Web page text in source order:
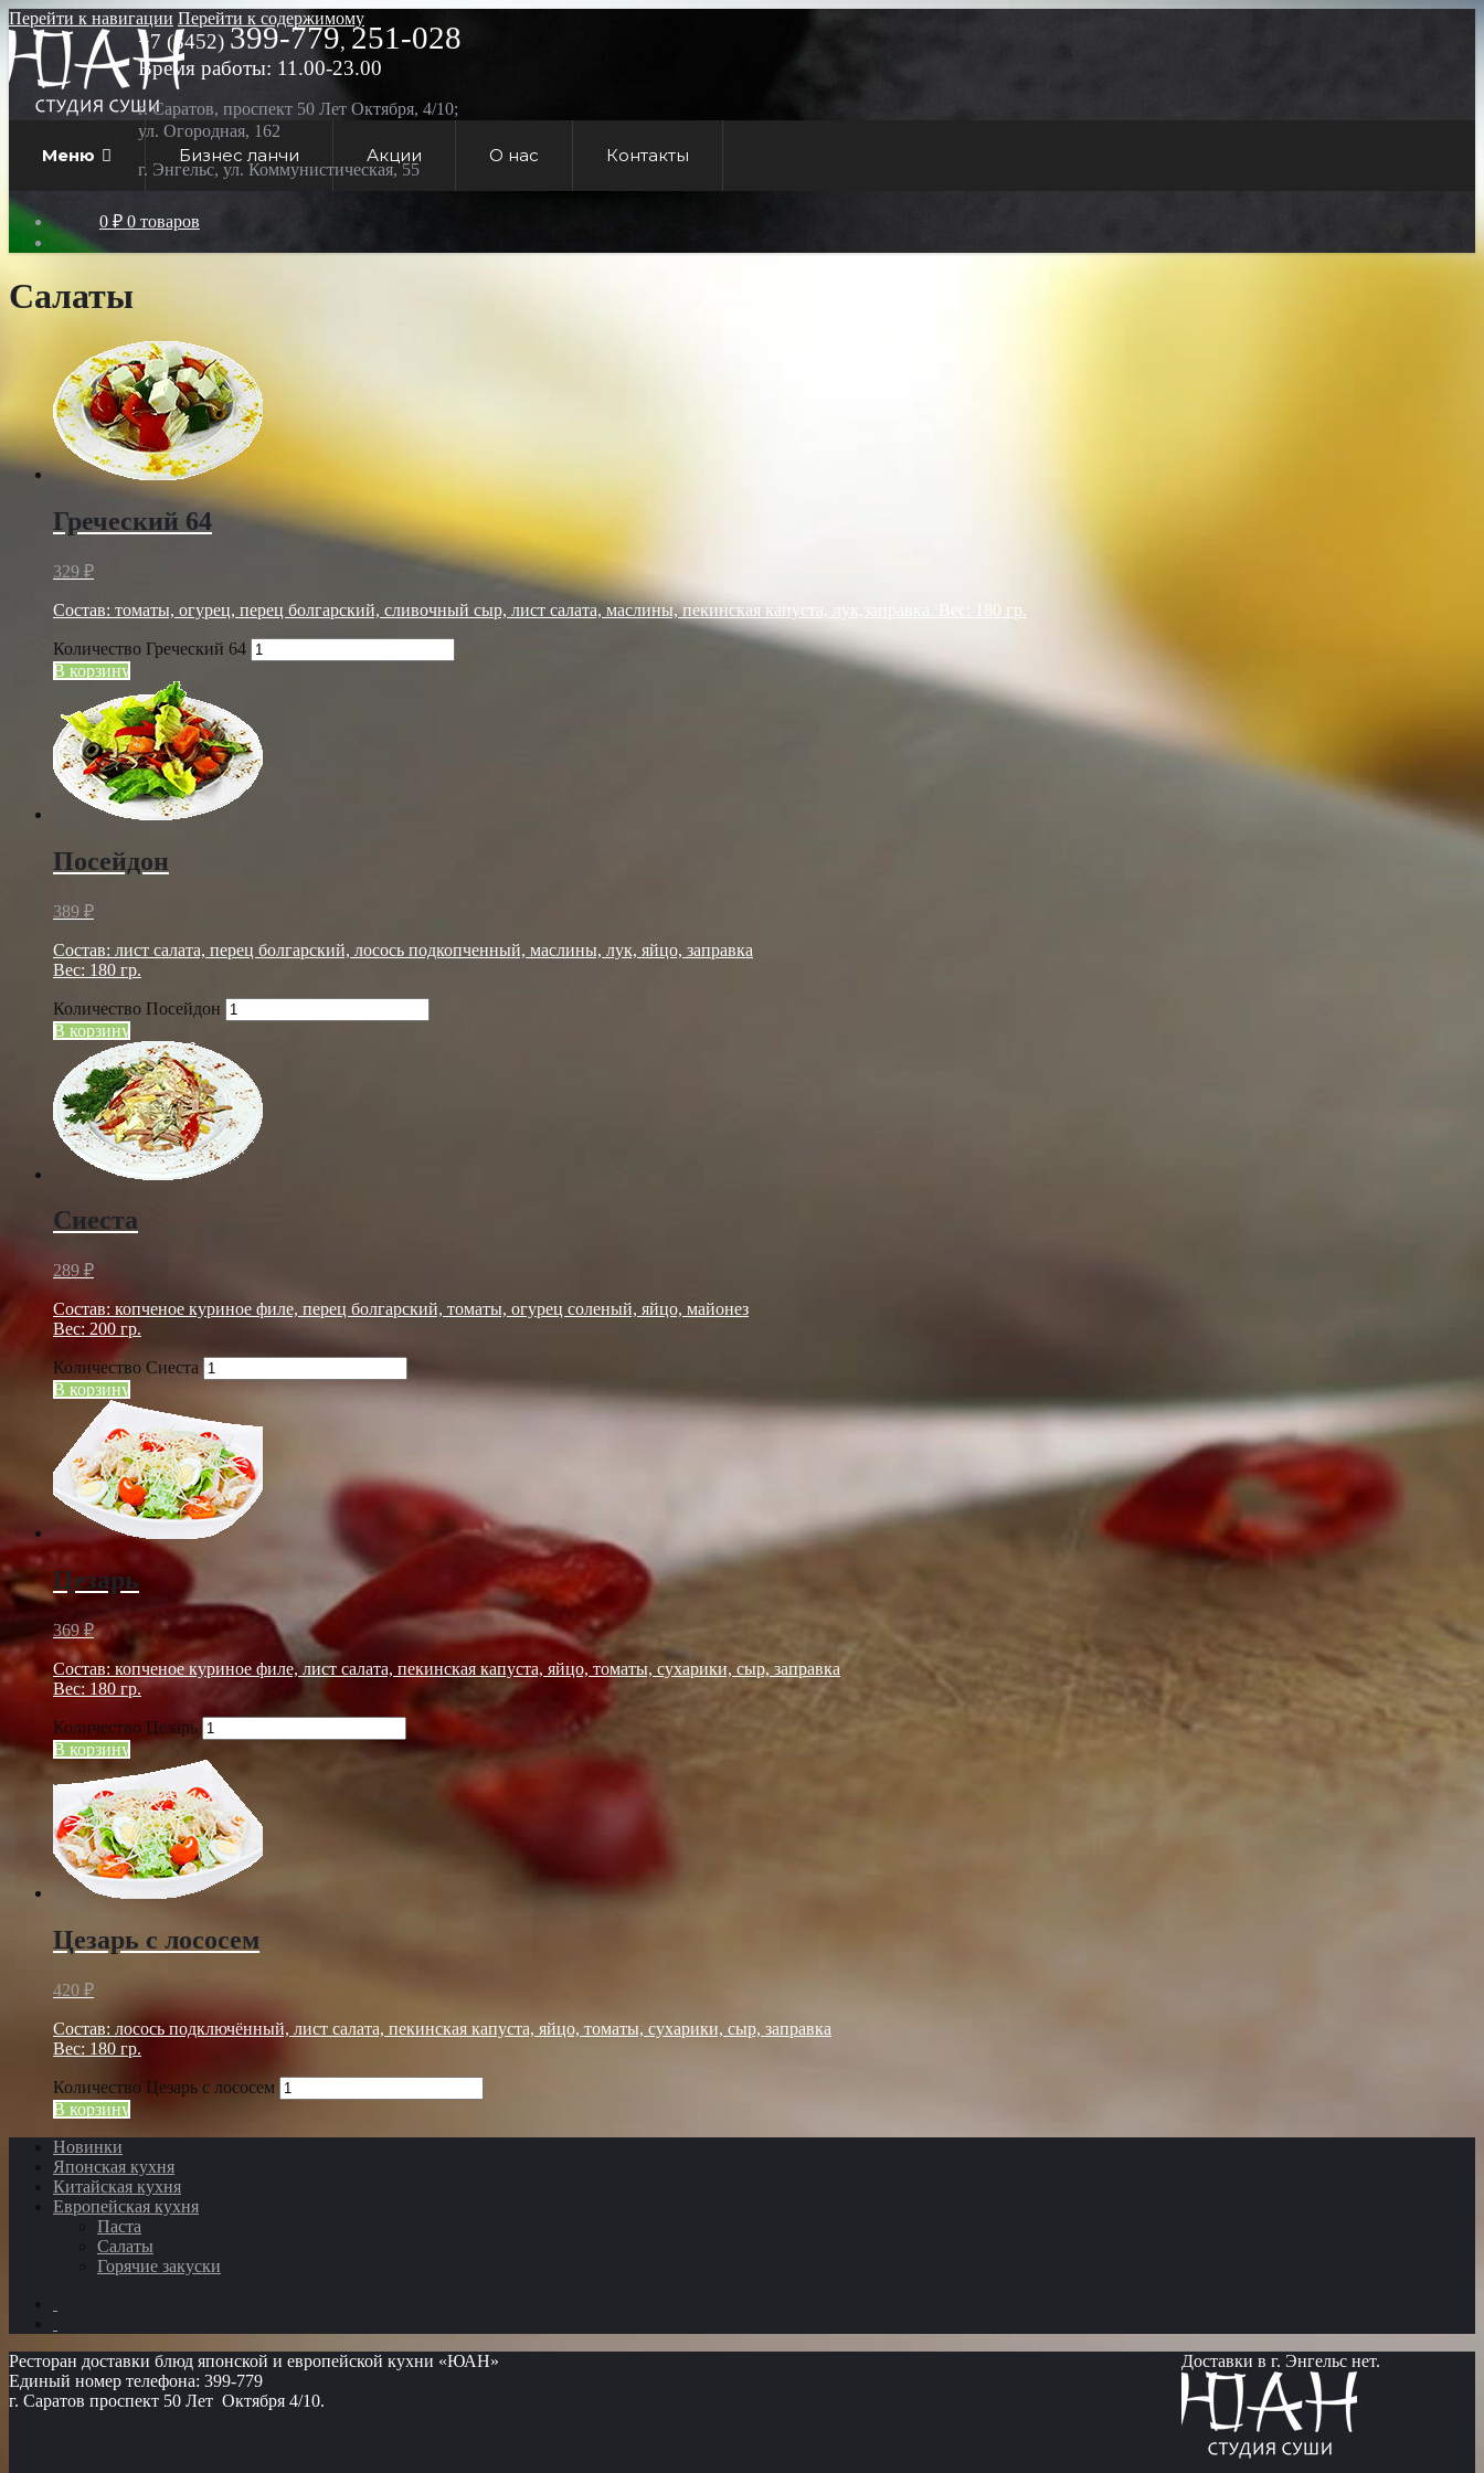
Перейти к навигации Перейти к содержимому
Меню Бизнес ланчи Акции О нас Контакты
0 ₽ 0 товаров
+7 (8452) 399-779, 251-028
Время работы: 11.00-23.00
г. Саратов, проспект 50 Лет Октября, 4/10;
ул. Огородная, 162
г. Энгельс, ул. Коммунистическая, 55
Салаты
Греческий 64
329 ₽
Состав: томаты, огурец, перец болгарский, сливочный сыр, лист салата, маслины, пекинская капуста, лук,заправка. Вес: 180 гр.
Количество Греческий 64
В корзину
Посейдон
389 ₽
Состав: лист салата, перец болгарский, лосось подкопченный, маслины, лук, яйцо, заправка
Вес: 180 гр.
Количество Посейдон
В корзину
Сиеста
289 ₽
Состав: копченое куриное филе, перец болгарский, томаты, огурец соленый, яйцо, майонез
Вес: 200 гр.
Количество Сиеста
В корзину
Цезарь
369₽
Состав: копченое куриное филе, лист салата, пекинская капуста, яйцо, томаты, сухарики, сыр, заправка
Вес: 180 гр.
Количество Цезарь
В корзину
Цезарь с лососем
420 ₽
Состав: лосось подключённый, лист салата, пекинская капуста, яйцо, томаты, сухарики, сыр, заправка
Вес: 180 гр.
Количество Цезарь с лососем
В корзину
Новинки
Японская кухня
Китайская кухня
Европейская кухня
Паста
Салаты
Горячие закуски
Ресторан доставки блюд японской и европейской кухни «ЮАН»
Единый номер телефона: 399-779
г. Саратов проспект 50 Лет Октября 4/10.
Доставки в г. Энгельс нет.